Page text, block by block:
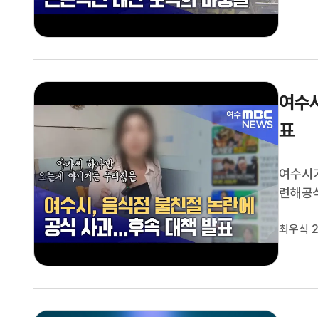
여수
표
여수시
련해공
은 불
최우식